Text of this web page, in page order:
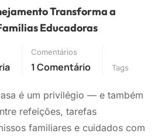
Transforma a
Educadoras
Comentários
1 Comentário Tags
é um privilégio — e também
refeições, tarefas
familiares e cuidados com